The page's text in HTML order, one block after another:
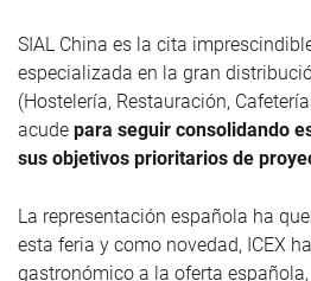
SIAL China es la cita
especializada en la gran
(Hostelería, Restauración,
acude para seguir consolidando
sus objetivos prioritarios de
La representación española ha
esta feria y como novedad, ICEX
gastronómico a la oferta